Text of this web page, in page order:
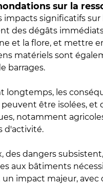
sur la
impacts significatifs
des dégâts
et la flore, et mettre
matériels sont
barrages.
longtemps, les
être isolées,
notamment
d'activité.
des dangers
aux bâtiments
impact majeur,